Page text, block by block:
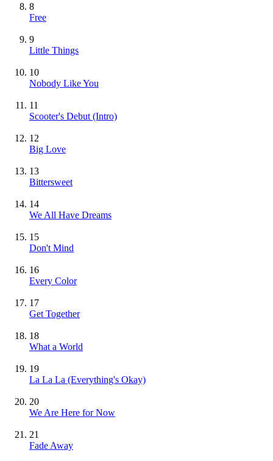
8
Free
9
Little Things
10
Nobody Like You
11
Scooter's Debut (Intro)
12
Big Love
13
Bittersweet
14
We All Have Dreams
15
Don't Mind
16
Every Color
17
Get Together
18
What a World
19
La La La (Everything's Okay)
20
We Are Here for Now
21
Fade Away